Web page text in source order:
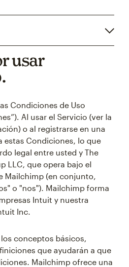
usar
Condiciones de Uso
Al usar el Servicio (ver la
o al registrarse en una
estas Condiciones, lo que
legal entre usted y The
LLC, que opera bajo el
Mailchimp (en conjunto,
o "nos"). Mailchimp forma
Intuit y nuestra
Inc.
conceptos básicos,
que ayudarán a que
Mailchimp ofrece una